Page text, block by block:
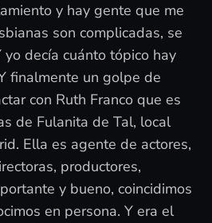
y hay gente que me
son complicadas, se
decía cuánto tópico hay
finalmente un golpe de
con Ruth Franco que es
de Fulanita de Tal, local
Ella es agente de actores,
productores,
y bueno, coincidimos
en persona. Y era el